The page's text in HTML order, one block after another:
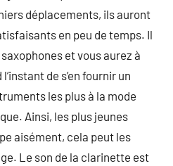
déplacements, ils auront
en peu de temps. Il
et vous aurez à
de s’en fournir un
les plus à la mode
Ainsi, les plus jeunes
aisément, cela peut les
Le son de la clarinette est